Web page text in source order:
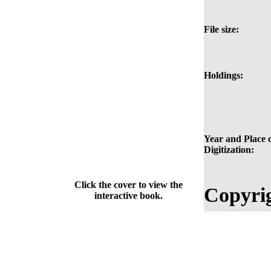
File size:
Holdings:
Year and Place
Digitization:
Click the cover to view the
interactive book.